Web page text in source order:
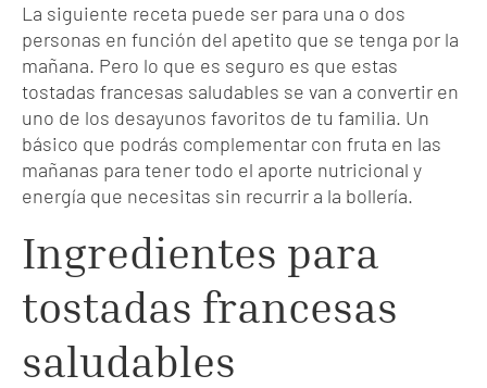
La siguiente receta puede ser para una o dos
personas en función del apetito que se tenga por la
mañana. Pero lo que es seguro es que estas
tostadas francesas saludables se van a convertir en
uno de los desayunos favoritos de tu familia. Un
básico que podrás complementar con fruta en las
mañanas para tener todo el aporte nutricional y
energía que necesitas sin recurrir a la bollería.
Ingredientes para
tostadas francesas
saludables